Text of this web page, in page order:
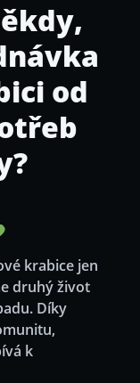
od
krabice jen
druhý život
Díky
k